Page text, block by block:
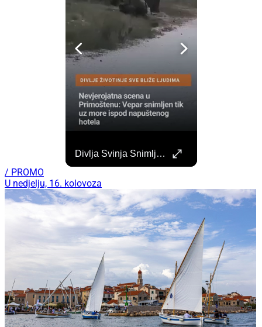
Divlja Svinja Snimljena Uz More U Primoštenu
/ PROMO
U nedjelju, 16. kolovoza